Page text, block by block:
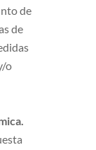
de
de
o